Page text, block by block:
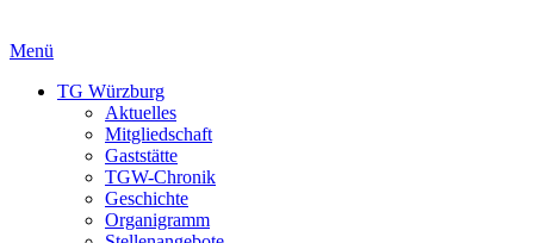
Menü
TG Würzburg
Aktuelles
Mitgliedschaft
Gaststätte
TGW-Chronik
Geschichte
Organigramm